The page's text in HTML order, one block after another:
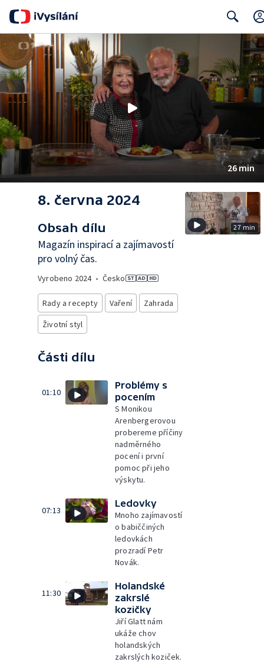
26 min
8. června 2024
Obsah dílu
Magazín inspirací a zajímavostí
pro volný čas.
Vyrobeno 2024• Česko
Rady a recepty Vaření
Zahrada
Životní styl
Části dílu
01:10
Problémy s
pocením
S Monikou
Arenbergerovou
probereme příčiny
nadměrného
pocení i první
pomoc při jeho
výskytu.
07:13
Ledovky
Mnoho zajímavostí
o babiččiných
ledovkách
prozradí Petr
Novák.
11:30
Holandské
zakrslé
kozičky
Jiří Glatt nám
ukáže chov
holandských
zakrslých koziček.
27 min